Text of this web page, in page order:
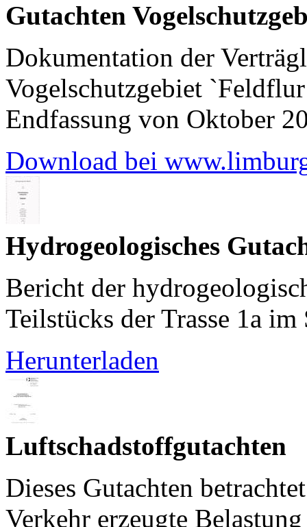
Gutachten
Dokumentation der
Vogelschutzgebiet
Endfassung von Oktober
Download bei
Hydrogeologisches
Bericht der
Teilstücks der Trasse 1a
Herunterladen
Luftschadstoffgutachten
Dieses Gutachten
Verkehr erzeugte